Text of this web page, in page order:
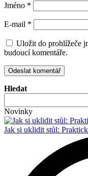
Jméno *
E-mail *
Uložit do prohlížeče
budoucí komentáře.
Hledat
Novinky
Jak si uklidit stůl: